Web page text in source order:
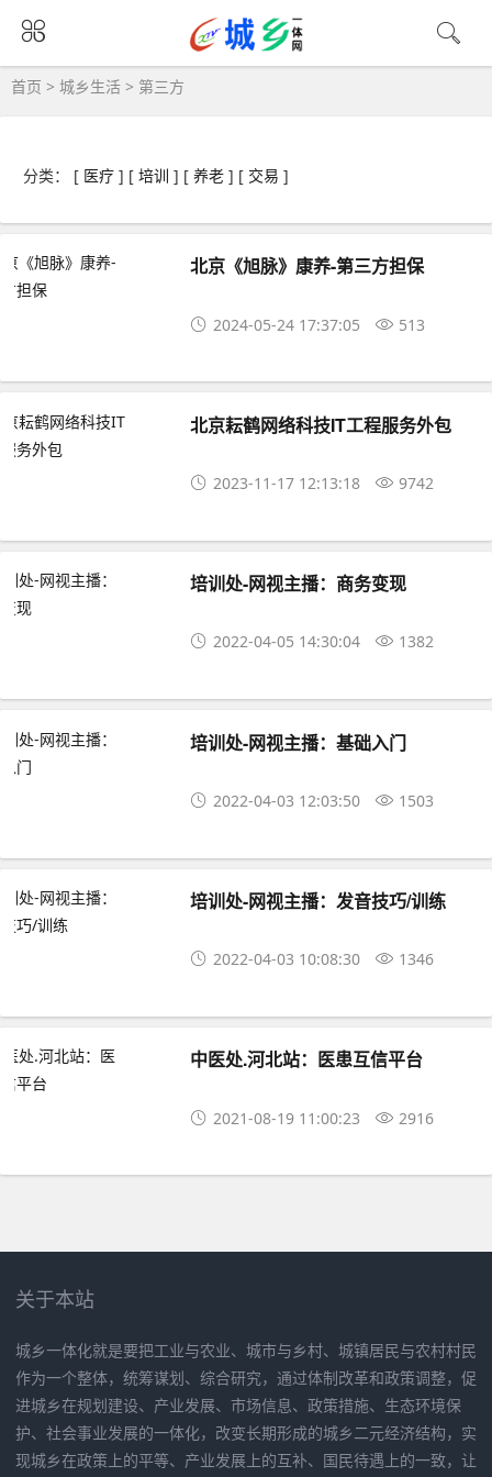
首页 > 城乡生活 > 第三方
分类： [ 医疗 ] [ 培训 ] [ 养老 ] [ 交易 ]
北京《旭脉》康养-第三方担保
2024-05-24 17:37:05 513
北京耘鹤网络科技IT工程服务外包
2023-11-17 12:13:18 9742
培训处-网视主播：商务变现
2022-04-05 14:30:04 1382
培训处-网视主播：基础入门
2022-04-03 12:03:50 1503
培训处-网视主播：发音技巧/训练
2022-04-03 10:08:30 1346
中医处.河北站：医患互信平台
2021-08-19 11:00:23 2916
关于本站
城乡一体化就是要把工业与农业、城市与乡村、城镇居民与农村村民
作为一个整体，统筹谋划、综合研究，通过体制改革和政策调整，促
进城乡在规划建设、产业发展、市场信息、政策措施、生态环境保
护、社会事业发展的一体化，改变长期形成的城乡二元经济结构，实
现城乡在政策上的平等、产业发展上的互补、国民待遇上的一致，让